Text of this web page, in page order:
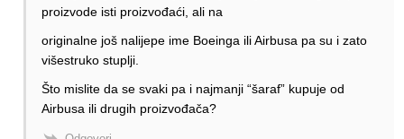
proizvode isti proizvođaći, ali na
originalne još nalijepe ime Boeinga ili Airbusa pa su i zato
višestruko stuplji.
Što mislite da se svaki pa i najmanji “šaraf” kupuje od
Airbusa ili drugih proizvođača?